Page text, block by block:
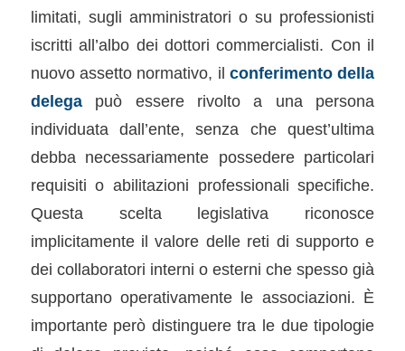
limitati, sugli amministratori o su professionisti
iscritti all’albo dei dottori commercialisti. Con il
nuovo assetto normativo, ilconferimento della
delegapuò essere rivolto a una persona
individuata dall’ente, senza che quest’ultima
debba necessariamente possedere particolari
requisiti o abilitazioni professionali specifiche.
Questa scelta legislativa riconosce
implicitamente il valore delle reti di supporto e
dei collaboratori interni o esterni che spesso già
supportano operativamente le associazioni. È
importante però distinguere tra le due tipologie